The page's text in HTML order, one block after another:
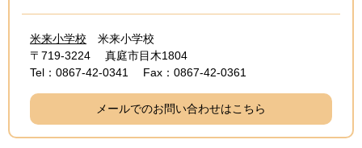
米来小学校
米来小学校
〒719-3224
真庭市目木1804
Tel：0867-42-0341
Fax：0867-42-0361
メールでのお問い合わせはこちら